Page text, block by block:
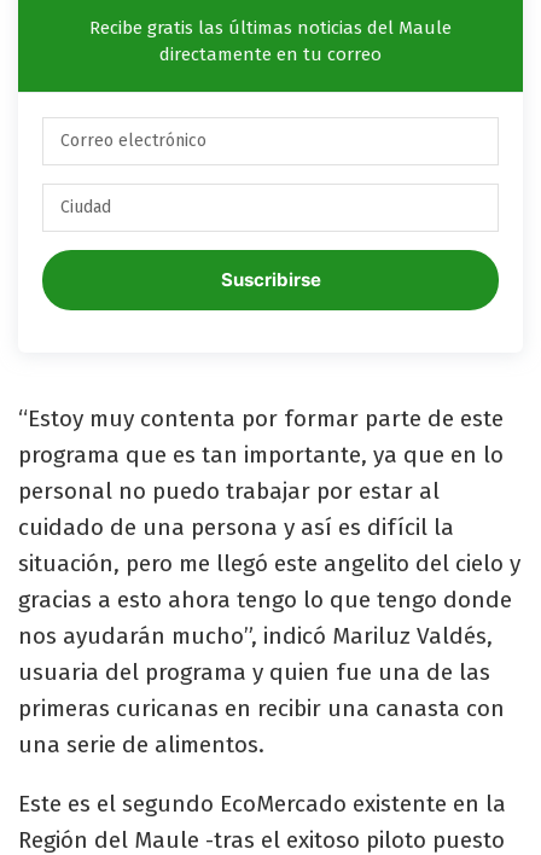
Recibe gratis las últimas noticias del Maule
directamente en tu correo
Suscribirse
“Estoy muy contenta por formar parte de este
programa que es tan importante, ya que en lo
personal no puedo trabajar por estar al
cuidado de una persona y así es difícil la
situación, pero me llegó este angelito del cielo y
gracias a esto ahora tengo lo que tengo donde
nos ayudarán mucho”, indicó Mariluz Valdés,
usuaria del programa y quien fue una de las
primeras curicanas en recibir una canasta con
una serie de alimentos.
Este es el segundo EcoMercado existente en la
Región del Maule -tras el exitoso piloto puesto